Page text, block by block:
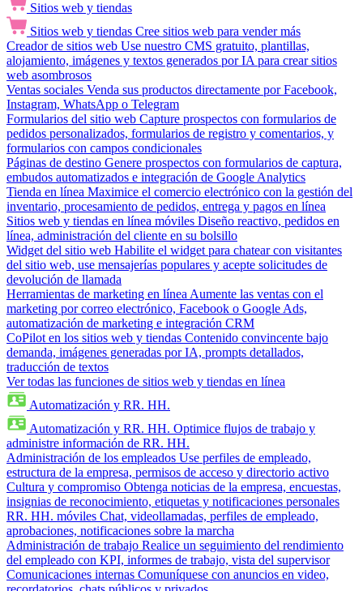
Sitios web y tiendas
Sitios web y tiendas Cree sitios web para vender más
Creador de sitios web Use nuestro CMS gratuito, plantillas,
alojamiento, imágenes y textos generados por IA para crear sitios
web asombrosos
Ventas sociales Venda sus productos directamente por Facebook,
Instagram, WhatsApp o Telegram
Formularios del sitio web Capture prospectos con formularios de
pedidos personalizados, formularios de registro y comentarios, y
formularios con campos condicionales
Páginas de destino Genere prospectos con formularios de captura,
embudos automatizados e integración de Google Analytics
Tienda en línea Maximice el comercio electrónico con la gestión del
inventario, procesamiento de pedidos, entrega y pagos en línea
Sitios web y tiendas en línea móviles Diseño reactivo, pedidos en
línea, administración del cliente en su bolsillo
Widget del sitio web Habilite el widget para chatear con visitantes
del sitio web, use mensajerías populares y acepte solicitudes de
devolución de llamada
Herramientas de marketing en línea Aumente las ventas con el
marketing por correo electrónico, Facebook o Google Ads,
automatización de marketing e integración CRM
CoPilot en los sitios web y tiendas Contenido convincente bajo
demanda, imágenes generadas por IA, prompts detallados,
traducción de textos
Ver todas las funciones de sitios web y tiendas en línea
Automatización y RR. HH.
Automatización y RR. HH. Optimice flujos de trabajo y
administre información de RR. HH.
Administración de los empleados Use perfiles de empleado,
estructura de la empresa, permisos de acceso y directorio activo
Cultura y compromiso Obtenga noticias de la empresa, encuestas,
insignias de reconocimiento, etiquetas y notificaciones personales
RR. HH. móviles Chat, videollamadas, perfiles de empleado,
aprobaciones, notificaciones sobre la marcha
Administración de trabajo Realice un seguimiento del rendimiento
del empleado con KPI, informes de trabajo, vista del supervisor
Comunicaciones internas Comuníquese con anuncios en video,